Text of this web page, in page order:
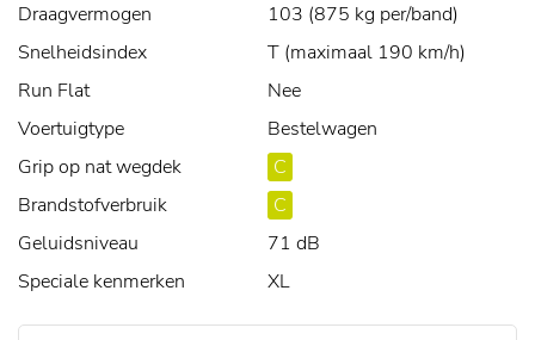
Draagvermogen
103 (875 kg per/band)
Snelheidsindex
T (maximaal 190 km/h)
Run Flat
Nee
Voertuigtype
Bestelwagen
Grip op nat wegdek
C
Brandstofverbruik
C
Geluidsniveau
71 dB
Speciale kenmerken
XL